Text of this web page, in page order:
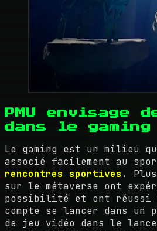
PMU envisage
dans le gaming
Le gaming est un milieu
associé facilement au
rencontres sportives .
sur le métaverse ont
possibilité et ont réussi
compte se lancer dans
de jeu vidéo dans le